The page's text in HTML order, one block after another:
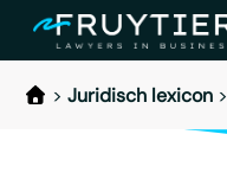
> Juridisch lexicon >